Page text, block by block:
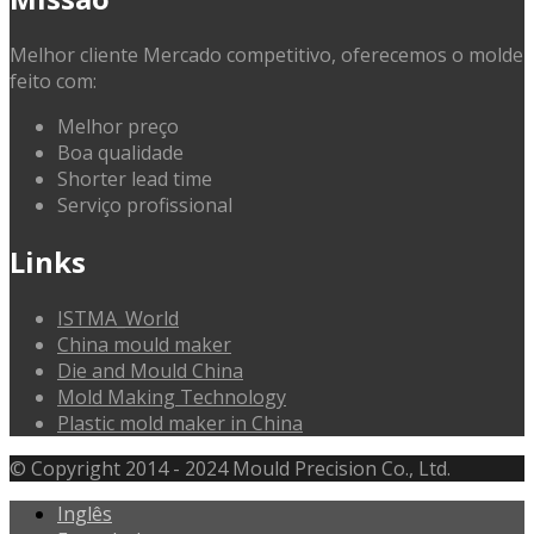
Melhor cliente Mercado competitivo, oferecemos o molde
feito com:
Melhor preço
Boa qualidade
Shorter lead time
Serviço profissional
Links
ISTMA_World
China mould maker
Die and Mould China
Mold Making Technology
Plastic mold maker in China
© Copyright 2014 - 2024 Mould Precision Co., Ltd.
Inglês